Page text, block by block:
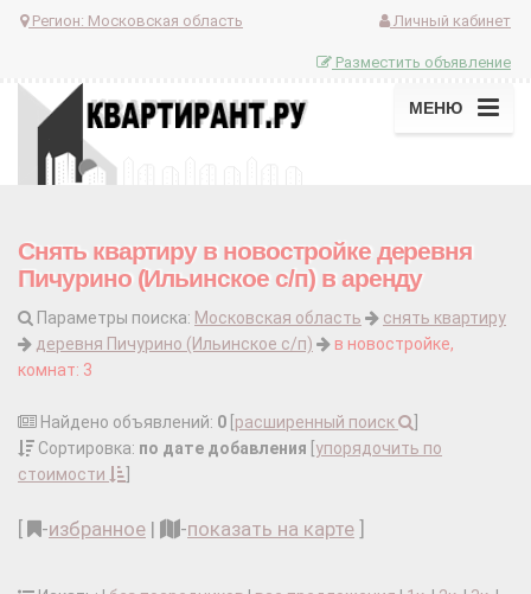
Регион: Московская область Личный кабинет
Разместить объявление
МЕНЮ
Снять квартиру в новостройке деревня
Пичурино (Ильинское с/п) в аренду
Параметры поиска: Московская область
снять квартиру
деревня Пичурино (Ильинское с/п)
в новостройке,
комнат: 3
Найдено объявлений: 0 расширенный поиск
Сортировка: по дате добавления упорядочить по
стоимости
-избранное | -показать на карте